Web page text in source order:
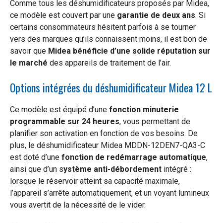
Comme tous les déshumidificateurs proposés par Midea,
ce modèle est couvert par une garantie de deux ans. Si
certains consommateurs hésitent parfois à se tourner
vers des marques qu’ils connaissent moins, il est bon de
savoir que Midea bénéficie d’une solide réputation sur
le marché des appareils de traitement de l’air.
Options intégrées du déshumidificateur Midea 12 L
Ce modèle est équipé d’une fonction minuterie
programmable sur 24 heures, vous permettant de
planifier son activation en fonction de vos besoins. De
plus, le déshumidificateur Midea MDDN-12DEN7-QA3-C
est doté d’une fonction de redémarrage automatique,
ainsi que d’un système anti-débordement intégré :
lorsque le réservoir atteint sa capacité maximale,
l’appareil s’arrête automatiquement, et un voyant lumineux
vous avertit de la nécessité de le vider.